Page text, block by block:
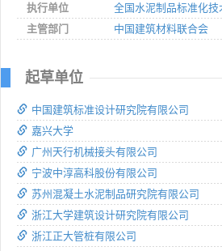
执行单位
全国水泥制品标准化技
主管部门
中国建筑材料联合会
起草单位
中国建筑标准设计研究院有限公司
嘉兴大学
广州天行机械接头有限公司
宁波中淳高科股份有限公司
苏州混凝土水泥制品研究院有限公司
浙江大学建筑设计研究院有限公司
浙江正大管桩有限公司